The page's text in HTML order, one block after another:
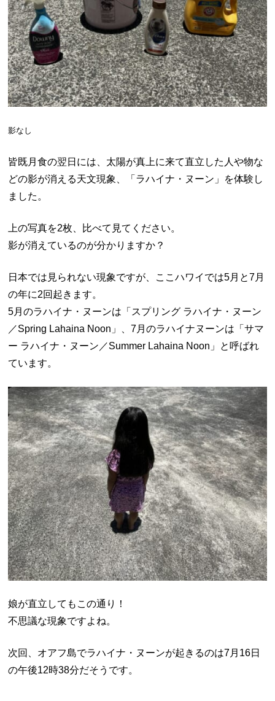
影なし
皆既月食の翌日には、 太陽が真上に来て直立した人や物な
どの影が消える天文現象、「ラハイナ・ヌーン」を体験し
ました。
上の写真を2枚、比べて見てください。
影が消えているのが分かりますか？
日本では見られない現象ですが、ここハワイでは5月と7月
の年に2回起きます。
5月のラハイナ・ヌーンは「スプリング ラハイナ・ヌーン
／Spring Lahaina Noon」、7月のラハイナヌーンは「サマ
ー ラハイナ・ヌーン／Summer Lahaina Noon」と呼ばれ
ています。
娘が直立してもこの通り！
不思議な現象ですよね。
次回、オアフ島でラハイナ・ヌーンが起きるのは7月16日
の午後12時38分だそうです。